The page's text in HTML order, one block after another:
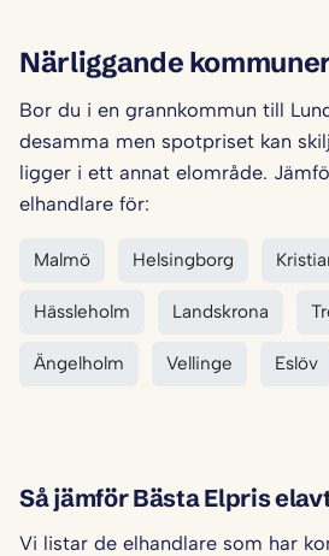
Närliggande
Bor du i en grannkommun till
desamma men spotpriset kan
ligger i ett annat elområde.
elhandlare för:
Malmö Helsingborg
Hässleholm Landskrona
Ängelholm Vellinge Eslöv
Så jämför Bästa Elpris
Vi listar de elhandlare som har